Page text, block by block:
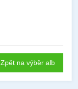
Zpět na výběr alb